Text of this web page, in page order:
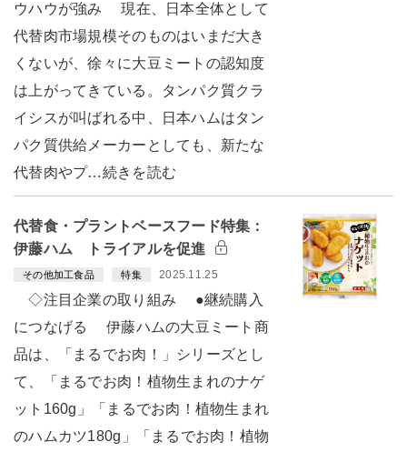
ウハウが強み 現在、日本全体として
代替肉市場規模そのものはいまだ大き
くないが、徐々に大豆ミートの認知度
は上がってきている。タンパク質クラ
イシスが叫ばれる中、日本ハムはタン
パク質供給メーカーとしても、新たな
代替肉やプ…続きを読む
代替食・プラントベースフード特集：
伊藤ハム トライアルを促進
その他加工食品 特集 2025.11.25
◇注目企業の取り組み ●継続購入
につなげる 伊藤ハムの大豆ミート商
品は、「まるでお肉！」シリーズとし
て、「まるでお肉！植物生まれのナゲ
ット160g」「まるでお肉！植物生まれ
のハムカツ180g」「まるでお肉！植物